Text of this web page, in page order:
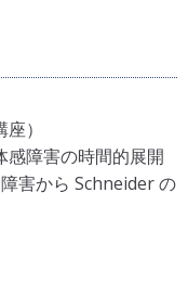
ピステーメー1979年
：「流れとよどみ―
意志行為論のための
刊号: 33-76,1979.
, 2008. 所載）
学近未来」（森毅
）
感障害の時間的展開
害から Schneider の